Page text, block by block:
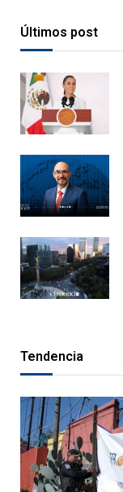
Últimos post
Tendencia